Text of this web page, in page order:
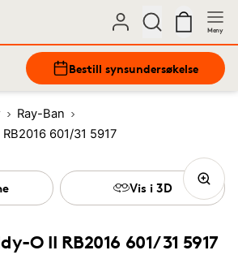
Meny
Bestill synsundersøkelse
Ray-Ban
601/31 5917
O II RB2016 601/31 5917
Vis i 3D